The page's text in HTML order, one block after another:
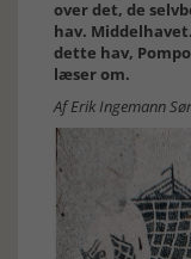
over det, de
hav.
dette hav,
læser om.
Af Erik Ingemann